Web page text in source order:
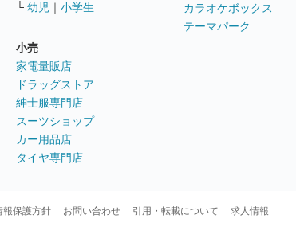
└ 幼児 ｜ 小学生
小売
家電量販店
ドラッグストア
紳士服専門店
スーツショップ
カー用品店
タイヤ専門店
カラオケボックス
テーマパーク
報保護方針 お問い合わせ 引用・転載について 求人情報